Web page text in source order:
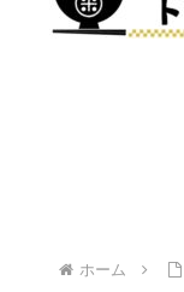
ホーム